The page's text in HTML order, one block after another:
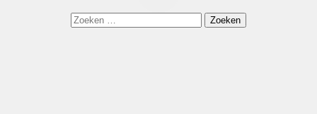
Zoeken
naar: